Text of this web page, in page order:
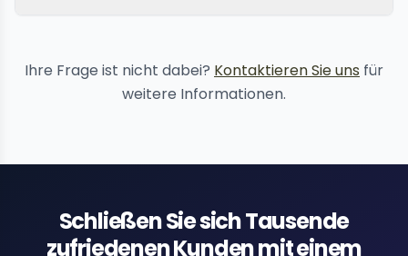
Ihre Frage ist nicht dabei? Kontaktieren Sie uns für
weitere Informationen.
Schließen Sie sich Tausende
zufriedenen Kunden mit einem